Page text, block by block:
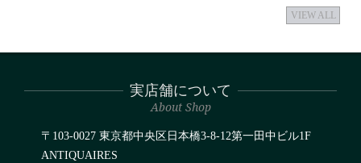
VIEW ALL
実店舗について
About Shop
〒103-0027 東京都中央区日本橋3-8-12第一田中ビル1F
ANTIQUAIRES